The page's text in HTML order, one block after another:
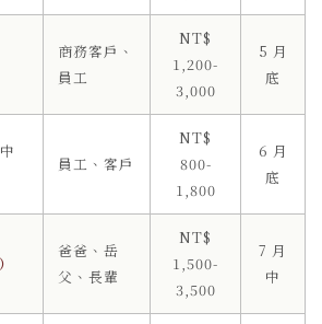
商務客戶、
員工
NT$
1,200-
3,000
5 月
底
員工、客戶
NT$
800-
1,800
6 月
底
爸爸、岳
父、長輩
NT$
1,500-
3,500
7 月
中